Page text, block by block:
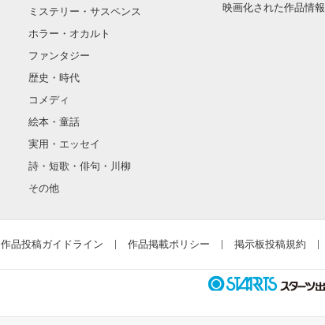
そんな性格と見た目のせいで学校中のみんなから
怖くて近づいてはいけない人だと思っていたのに
「なんかあったら連絡して。すぐ助けに行く」
噂や見た目とは違って、私にはすごく優しい
天地くんは私にとってヒーローのような人だった。
ミステリー・サスペンス
ホラー・オカルト
ファンタジー
歴史・時代
コメディ
絵本・童話
実用・エッセイ
詩・短歌・俳句・川柳
その他
映画化された作品情報
作品投稿ガイドライン 作品掲載ポリシー 掲示板投稿規約